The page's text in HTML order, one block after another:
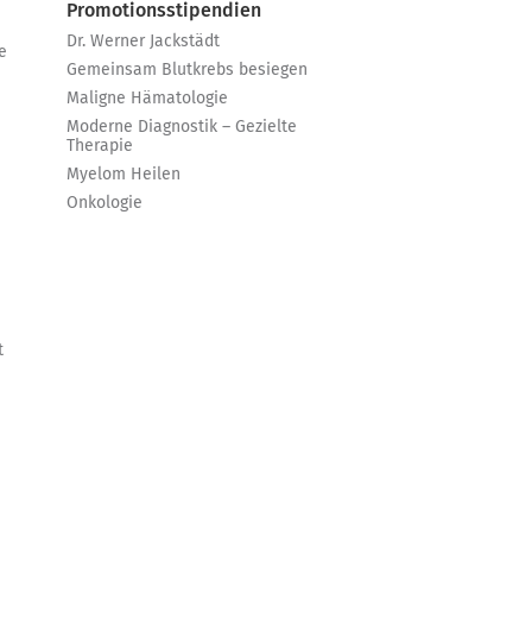
Promotionsstipendien
Dr. Werner Jackstädt
Gemeinsam Blutkrebs besiegen
Maligne Hämatologie
Moderne Diagnostik – Gezielte
Therapie
Myelom Heilen
Onkologie